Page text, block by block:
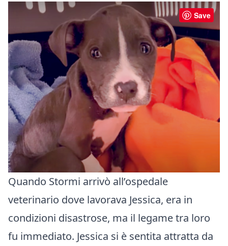
Save
Quando Stormi arrivò all’ospedale
veterinario dove lavorava Jessica, era in
condizioni disastrose, ma il legame tra loro
fu immediato. Jessica si è sentita attratta da